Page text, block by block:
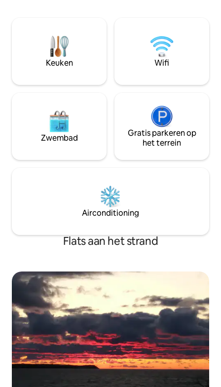
appartementen, evenals toegang tot de
Bellaire Beach Club in de zomer!
Shuttleservice beschikbaar naar het
centrum, geweldig voor alle seizoenen!
uitzicht!
en te genieten
uitzicht op het
wandelen?
hottub.
Keuken Wifi
Zwembad
Gratis parkeren op
het terrein
Airconditioning
Flats aan het strand